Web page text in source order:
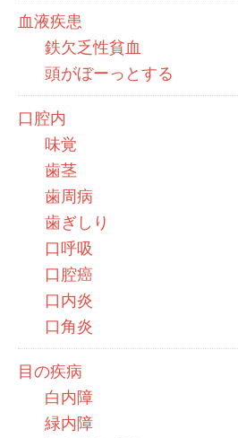
血液疾患
鉄欠乏性貧血
頭がぼーっとする
口腔内
味覚
歯茎
歯周病
歯ぎしり
口呼吸
口腔癌
口内炎
口角炎
目の疾病
白内障
緑内障